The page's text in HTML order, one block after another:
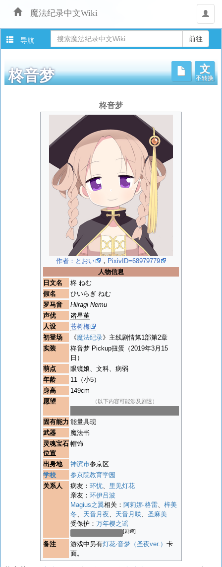
魔法纪录中文Wiki
用
户
导航
柊音梦
文
不转换
柊音梦
作者：とおい ， PixivID=68979779
人物信息
日文名
柊 ねむ
假名
ひいらぎ ねむ
罗马音
Hiiragi Nemu
声优
诸星堇
人设
苍树梅
初登场
《魔法纪录》主线剧情第1部第2章
实装
柊音梦 Pickup扭蛋（2019年3月15
日）
萌点
眼镜娘、文科、病弱
年龄
11（小5）
身高
149cm
愿望
（以下内容可能涉及剧透）
固有能力 能量具现
武器
魔法书
灵魂宝石
位置
帽饰
出身地 神滨市参京区
学校
参京院教育学园
关系人
病友： 环忧、 里见灯花
亲友： 环伊吕波
Magius之翼相关： 阿莉娜·格雷、 梓美
冬、 天音月夜、 天音月咲、 圣麻美
受保护： 万年樱之谣
[剧透]
备注 游戏中另有灯花·音梦（圣夜ver.） 卡
面。